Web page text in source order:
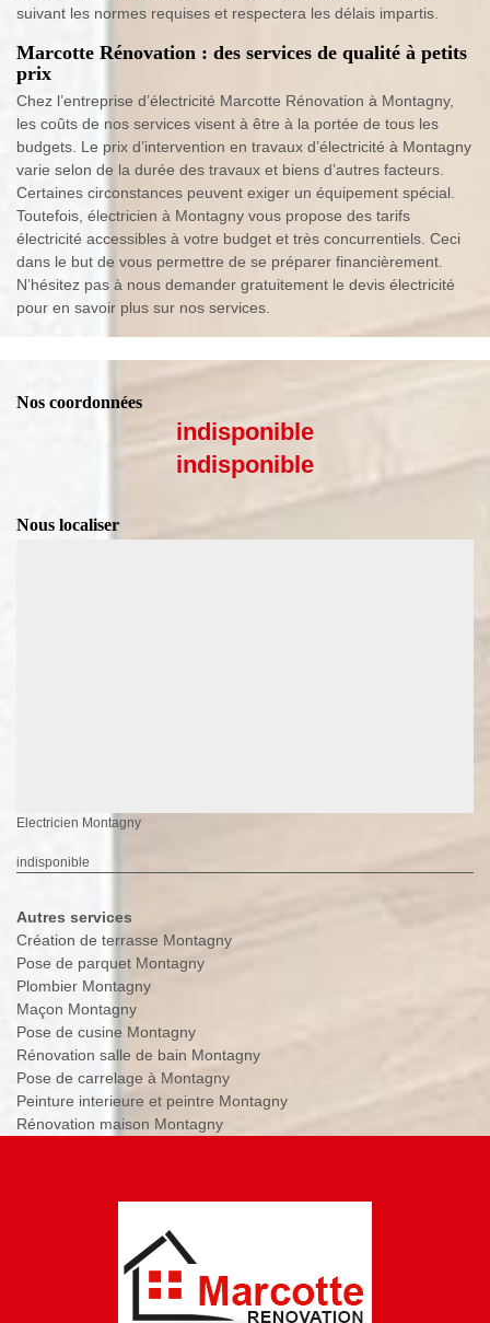
suivant les normes requises et respectera les délais impartis.
Marcotte Rénovation : des services de qualité à petits
prix
Chez l’entreprise d’électricité Marcotte Rénovation à Montagny,
les coûts de nos services visent à être à la portée de tous les
budgets. Le prix d’intervention en travaux d’électricité à Montagny
varie selon de la durée des travaux et biens d’autres facteurs.
Certaines circonstances peuvent exiger un équipement spécial.
Toutefois, électricien à Montagny vous propose des tarifs
électricité accessibles à votre budget et très concurrentiels. Ceci
dans le but de vous permettre de se préparer financièrement.
N’hésitez pas à nous demander gratuitement le devis électricité
pour en savoir plus sur nos services.
Nos coordonnées
indisponible
indisponible
Nous localiser
Electricien Montagny
indisponible
Autres services
Création de terrasse Montagny
Pose de parquet Montagny
Plombier Montagny
Maçon Montagny
Pose de cusine Montagny
Rénovation salle de bain Montagny
Pose de carrelage à Montagny
Peinture interieure et peintre Montagny
Rénovation maison Montagny